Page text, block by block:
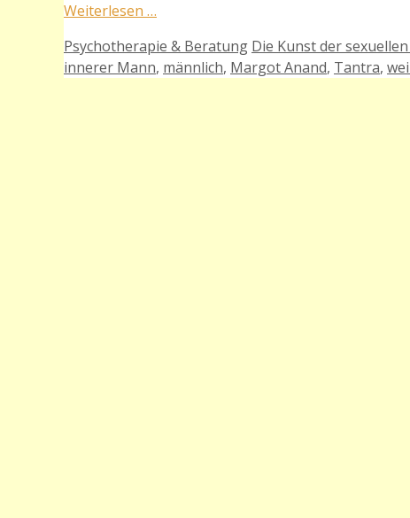
Weiterlesen …
Kategorien
Psychotherapie & Beratung Schlagwörter
Die Kunst der
innerer Mann, männlich, Margot Anand, Tantra,